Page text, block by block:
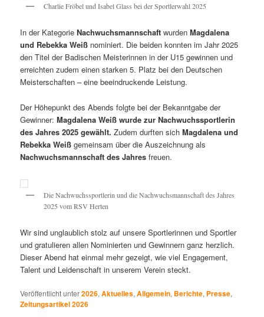
Charlie Fröbel und Isabel Glass bei der Sportlerwahl 2025
In der KategorieNachwuchsmannschaftwurdenMagdalena
und Rebekka Weiß nominiert. Die beiden konnten im Jahr 2025
den Titel der Badischen Meisterinnen in der U15 gewinnen und
erreichten zudem einen starken 5. Platz bei den Deutschen
Meisterschaften – eine beeindruckende Leistung.
Der Höhepunkt des Abends folgte bei der Bekanntgabe der
Gewinner:Magdalena Weiß wurde zur Nachwuchssportlerin
des Jahres 2025 gewählt. Zudem durften sichMagdalena und
Rebekka Weiß gemeinsam über die Auszeichnung als
Nachwuchsmannschaft des Jahresfreuen.
Die Nachwuchssportlerin und die Nachwuchsmannschaft des Jahres
2025 vom RSV Herten
Wir sind unglaublich stolz auf unsere Sportlerinnen und Sportler
und gratulieren allen Nominierten und Gewinnern ganz herzlich.
Dieser Abend hat einmal mehr gezeigt, wie viel Engagement,
Talent und Leidenschaft in unserem Verein steckt.
Veröffentlicht unter2026,Aktuelles,Allgemein, Berichte, Presse,
Zeitungsartikel 2026